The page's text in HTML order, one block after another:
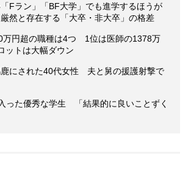
Fラン」「BF大学」でも進学するほうが
然と存在する「大卒・非大卒」の格差
万円超の職種は4つ 1位は医師の1378万
ットは大幅ダウン
にされた40代女性 夫と舅の援護射撃で
った優秀な学生 「結果的に良いことずく